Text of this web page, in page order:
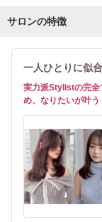
サロンの特徴
一人ひとりに似
実力派Stylistの完全
め、なりたいが叶う